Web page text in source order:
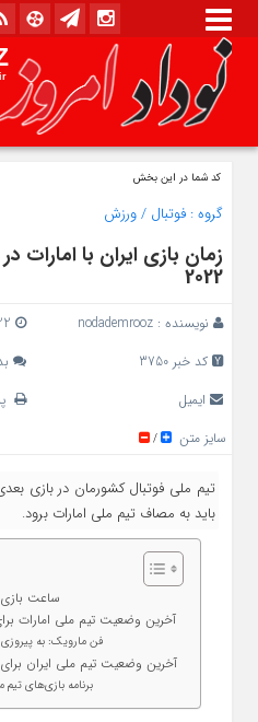
کد شما در این بخش
گروه : فوتبال /ورزش
زمان بازی ایران با امارات
2022
نویسنده : nodademrooz
کد خبر 3750
ایمیل
سایز متن
/
باید به مصاف تیم ملی امارات برود.
ساعت بازی
آخرین وضعیت تیم ملی امارات برای بازی با
فن‌ مارویک: به پیروزی
آخرین وضعیت تیم ملی ایران برای بازی با
برنامه بازی‌های تیم